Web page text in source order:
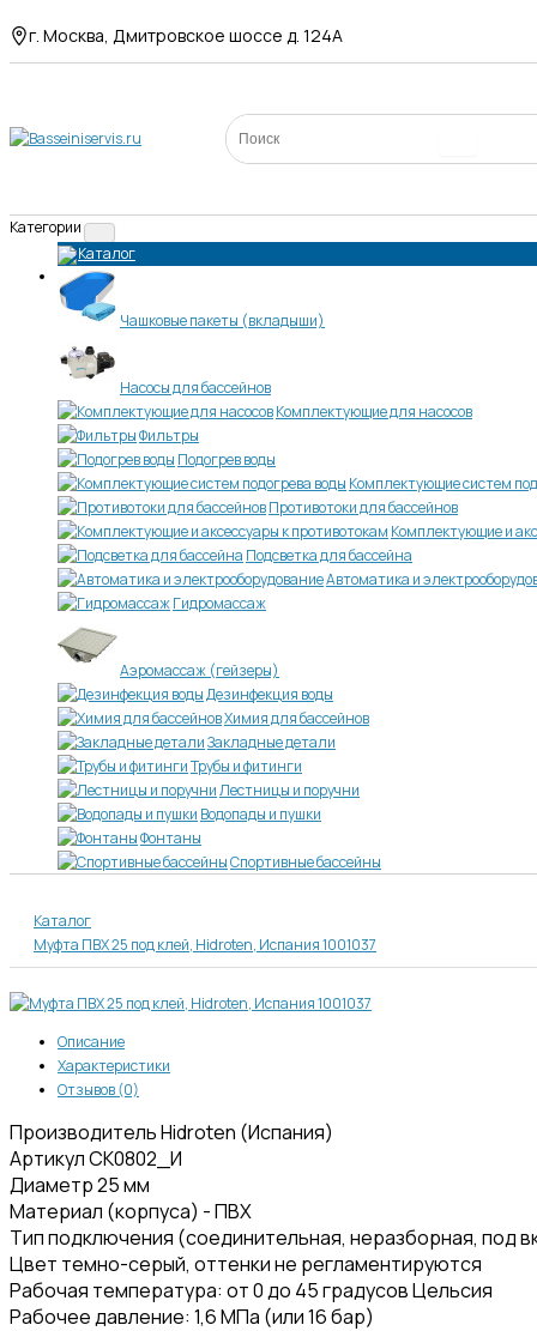
г. Москва, Дмитровское шоссе д. 124А
Категории
Каталог
Чашковые пакеты (вкладыши)
Насосы для бассейнов
Комплектующие для насосов
Фильтры
Подогрев воды
Комплектующие систем
Противотоки для бассейнов
Комплектующие и
Подсветка для бассейна
Автоматика и
Гидромассаж
Аэромассаж (гейзеры)
Дезинфекция воды
Химия для бассейнов
Закладные детали
Трубы и фитинги
Лестницы и поручни
Водопады и пушки
Фонтаны
Спортивные бассейны
Каталог
Муфта ПВХ 25 под клей, Hidroten, Испания 1001037
Описание
Характеристики
Отзывов (0)
Производитель Hidroten (Испания)
Артикул СК0802_И
Диаметр 25 мм
Материал (корпуса) - ПВХ
Тип подключения (соединительная, неразборная, под
Цвет темно-серый, оттенки не регламентируются
Рабочая температура: от 0 до 45 градусов Цельсия
Рабочее давление: 1,6 МПа (или 16 бар)